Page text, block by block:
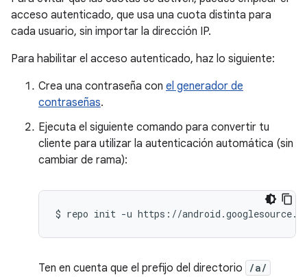
acceso autenticado, que usa una cuota distinta para
cada usuario, sin importar la dirección IP.
Para habilitar el acceso autenticado, haz lo siguiente:
Crea una contraseña con el generador de
contraseñas.
Ejecuta el siguiente comando para convertir tu
cliente para utilizar la autenticación automática (sin
cambiar de rama):
$ repo init -u
Ten en cuenta que el prefijo del directorio /a/